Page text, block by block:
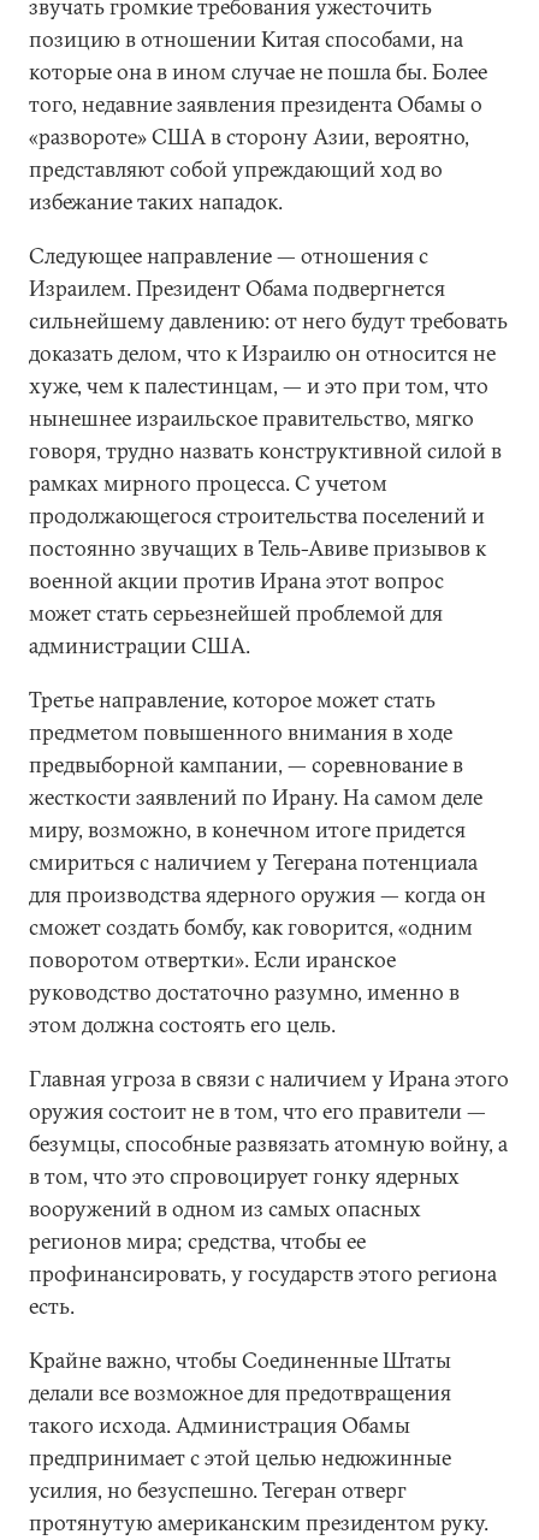
звучать громкие требования ужесточить
позицию в отношении Китая способами, на
которые она в ином случае не пошла бы. Более
того, недавние заявления президента Обамы о
«развороте» США в сторону Азии, вероятно,
представляют собой упреждающий ход во
избежание таких нападок.
Следующее направление — отношения с
Израилем. Президент Обама подвергнется
сильнейшему давлению: от него будут требовать
доказать делом, что к Израилю он относится не
хуже, чем к палестинцам, — и это при том, что
нынешнее израильское правительство, мягко
говоря, трудно назвать конструктивной силой в
рамках мирного процесса. С учетом
продолжающегося строительства поселений и
постоянно звучащих в Тель-Авиве призывов к
военной акции против Ирана этот вопрос
может стать серьезнейшей проблемой для
администрации США.
Третье направление, которое может стать
предметом повышенного внимания в ходе
предвыборной кампании, — соревнование в
жесткости заявлений по Ирану. На самом деле
миру, возможно, в конечном итоге придется
смириться с наличием у Тегерана потенциала
для производства ядерного оружия — когда он
сможет создать бомбу, как говорится, «одним
поворотом отвертки». Если иранское
руководство достаточно разумно, именно в
этом должна состоять его цель.
Главная угроза в связи с наличием у Ирана этого
оружия состоит не в том, что его правители —
безумцы, способные развязать атомную войну, а
в том, что это спровоцирует гонку ядерных
вооружений в одном из самых опасных
регионов мира; средства, чтобы ее
профинансировать, у государств этого региона
есть.
Крайне важно, чтобы Соединенные Штаты
делали все возможное для предотвращения
такого исхода. Администрация Обамы
предпринимает с этой целью недюжинные
усилия, но безуспешно. Тегеран отверг
протянутую американским президентом руку.